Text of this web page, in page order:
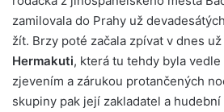
zamilovala do Prahy už
žít. Brzy poté začala zpívat v dnes
Hermakuti, která tu tehdy byla
zjevením a zárukou protančených
skupiny pak její zakladatel a